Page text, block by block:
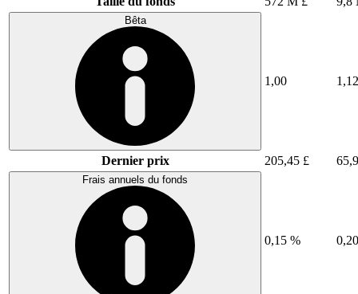
Bêta
1,00 1,12
Dernier prix 205,45 £
Frais annuels du fonds
0,15 %